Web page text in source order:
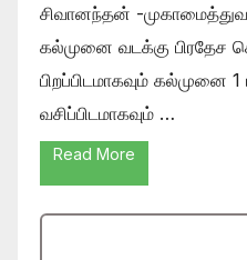
சிவானந்தன் -
கல்முனை வடக்கு பிரதேச
பிறப்பிடமாகவும்
வசிப்பிடமாகவும் …
Read More